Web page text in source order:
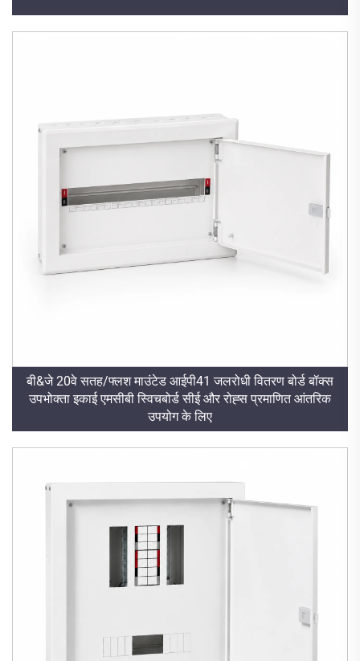
बी&जे 20वे सतह/फ्लश माउंटेड आईपी41 जलरोधी वितरण बोर्ड बॉक्स
उपभोक्ता इकाई एमसीबी स्विचबोर्ड सीई और रोह्स प्रमाणित आंतरिक
उपयोग के लिए